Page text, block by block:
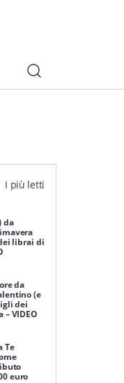
I più letti
da
librai di
da
(e
dei
VIDEO
Te
euro